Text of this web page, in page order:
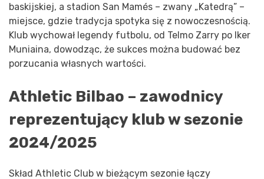
baskijskiej, a stadion San Mamés – zwany „Katedrą” –
miejsce, gdzie tradycja spotyka się z nowoczesnością.
Klub wychował legendy futbolu, od Telmo Zarry po Iker
Muniaina, dowodząc, że sukces można budować bez
porzucania własnych wartości.
Athletic Bilbao – zawodnicy
reprezentujący klub w sezonie
2024/2025
Skład Athletic Club w bieżącym sezonie łączy